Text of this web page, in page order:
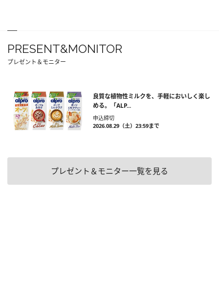
PRESENT&MONITOR
プレゼント＆モニター
良質な植物性ミルクを、手軽においしく楽し
める。「ALP...
申込締切
2026.08.29（土）23:59まで
プレゼント＆モニター一覧を見る